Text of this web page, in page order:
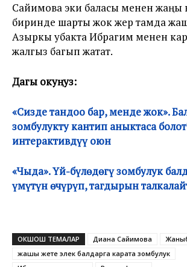
Сайимова эки баласы менен
биринде шарты жок жер тамда
Азыркы убакта Ибрагим менен
жалгыз багып жатат.
Дагы окуңуз:
«Сизде тандоо бар, менде жок».
зомбулукту кантип аныктаса
интерактивдүү оюн
«Чыда». Үй-бүлөдөгү зомбулук
үмүтүн өчүрүп, тагдырын
ОКШОШ ТЕМАЛАР Диана Сайимова
жашы жете элек балдарга карата зомбулук